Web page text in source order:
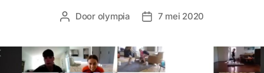
Berichtauteur
Door olympia Berichtdatum
7 mei 2020